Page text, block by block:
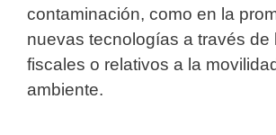
contaminación, como en la
nuevas tecnologías a través de
fiscales o relativos a la
ambiente.